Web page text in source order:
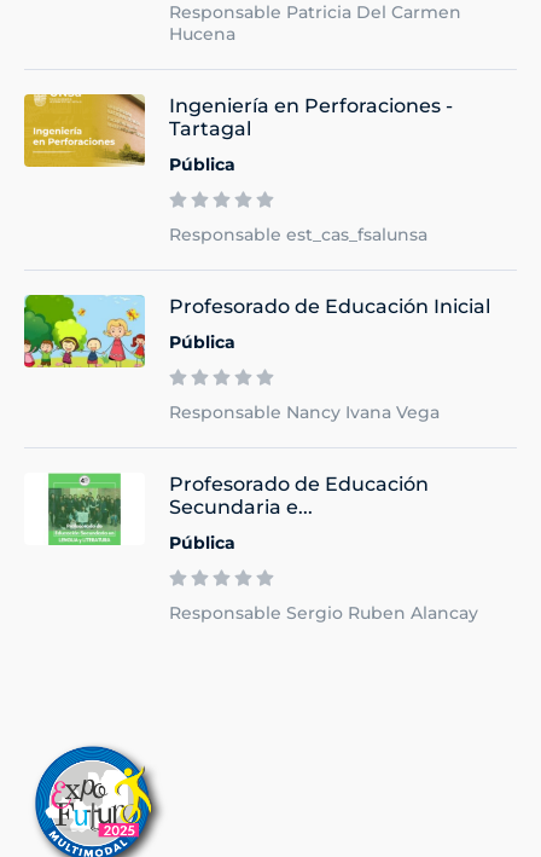
Responsable Patricia Del Carmen
Hucena
Ingeniería en Perforaciones -
Tartagal
Pública
Responsable est_cas_fsalunsa
Profesorado de Educación Inicial
Pública
Responsable Nancy Ivana Vega
Profesorado de Educación
Secundaria e...
Pública
Responsable Sergio Ruben Alancay